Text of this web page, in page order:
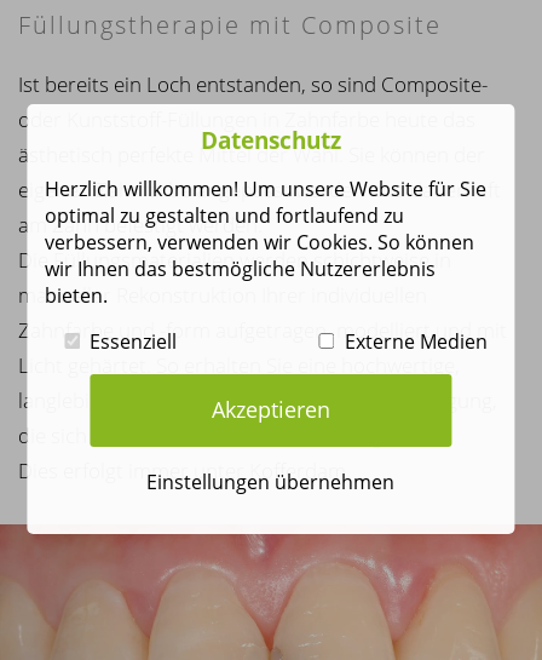
Füllungstherapie mit Composite
Ist bereits ein Loch entstanden, so sind Composite-
oder Kunststoff-Füllungen in Zahnfarbe heute das
ästhetisch perfekte Mittel der Wahl. Sie können der
eigenen Zahnfarbe angepasst werden und dauerhaft
am Zahn befestigt werden.
Die Füllungsmaterialien werden schichtweise in
manueller Rekonstruktion Ihrer individuellen
Zahnfarbe und -form aufgetragen, modelliert und mit
Licht gehärtet. So erhalten Sie eine hochwertige,
langlebige, ästhetische und funktionelle Versorgung,
die sich harmonisch in Ihr Gebiss einfügt.
Dies erfolgt immer unter Kofferdam.
Datenschutz
Herzlich willkommen! Um unsere Website für Sie
optimal zu gestalten und fortlaufend zu
verbessern, verwenden wir Cookies. So können
wir Ihnen das bestmögliche Nutzererlebnis
bieten.
Essenziell
Externe Medien
Akzeptieren
Einstellungen übernehmen